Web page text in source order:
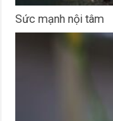
Sức mạnh nội tâm